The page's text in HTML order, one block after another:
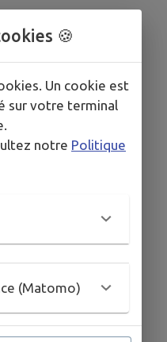
(fermer volets et
aux heures les plus
de ses
à profiter du
de noyade !
🍪
Un cookie est
sur votre terminal
notre Politique
(Matomo)